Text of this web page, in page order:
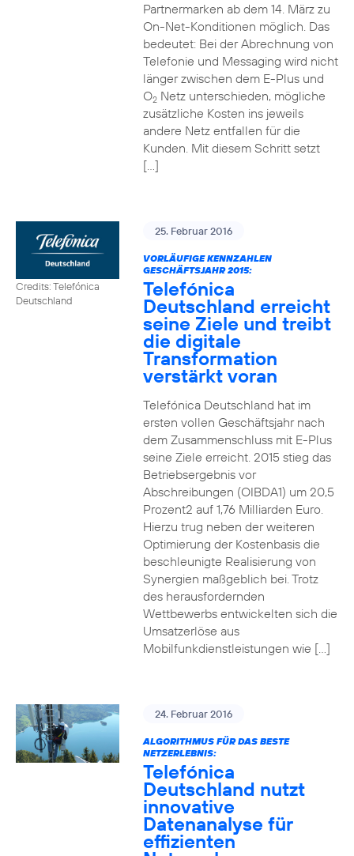
Partnermarken ab dem 14. März zu
On-Net-Konditionen möglich. Das
bedeutet: Bei der Abrechnung von
Telefonie und Messaging wird nicht
länger zwischen dem E-Plus und
O2Netz unterschieden, mögliche
zusätzliche Kosten ins jeweils
andere Netz entfallen für die
Kunden. Mit diesem Schritt setzt
[…]
Credits: Telefónica
Deutschland
25. Februar 2016
VORLÄUFIGE KENNZAHLEN
GESCHÄFTSJAHR 2015:
Telefónica
Deutschland erreicht
seine Ziele und treibt
die digitale
Transformation
verstärkt voran
Telefónica Deutschland hat im
ersten vollen Geschäftsjahr nach
dem Zusammenschluss mit E-Plus
seine Ziele erreicht. 2015 stieg das
Betriebsergebnis vor
Abschreibungen (OIBDA1) um 20,5
Prozent2 auf 1,76 Milliarden Euro.
Hierzu trug neben der weiteren
Optimierung der Kostenbasis die
beschleunigte Realisierung von
Synergien maßgeblich bei. Trotz
des herausfordernden
Wettbewerbs entwickelten sich die
Umsatzerlöse aus
Mobilfunkdienstleistungen wie […]
24. Februar 2016
ALGORITHMUS FÜR DAS BESTE
NETZERLEBNIS:
Telefónica
Deutschland nutzt
innovative
Datenanalyse für
effizienten